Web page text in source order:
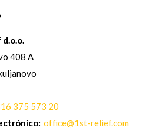
408 A
375 573 20
office@1st-relief.com